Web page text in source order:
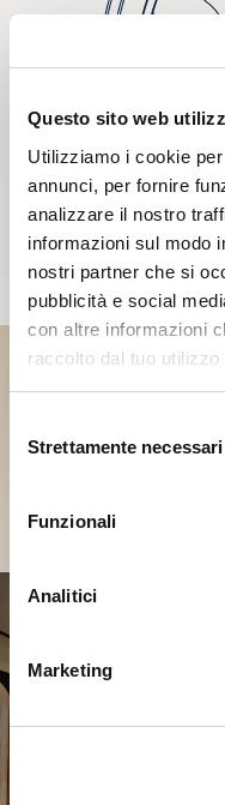
Questo sito web
Utilizziamo i cookie
annunci, per fornire
analizzare il nostro
informazioni sul modo
nostri partner che si
pubblicità e social
con altre informazioni
raccolto dal tuo
delStrettamente necessari
Funzionali
Analitici
Marketing
Scopri le